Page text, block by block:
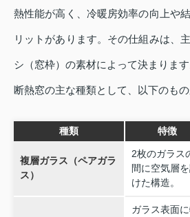
熱性能が高く、冷暖房効率の向上や
リットがあります。その仕組みは、
シ（窓枠）の素材によって決まります
断熱窓の主な種類として、以下のもの
種類 特徴
複層ガラス（ペアガラ
ス）
2枚のガラス
間に空気層
けた構造。
ガラス表面